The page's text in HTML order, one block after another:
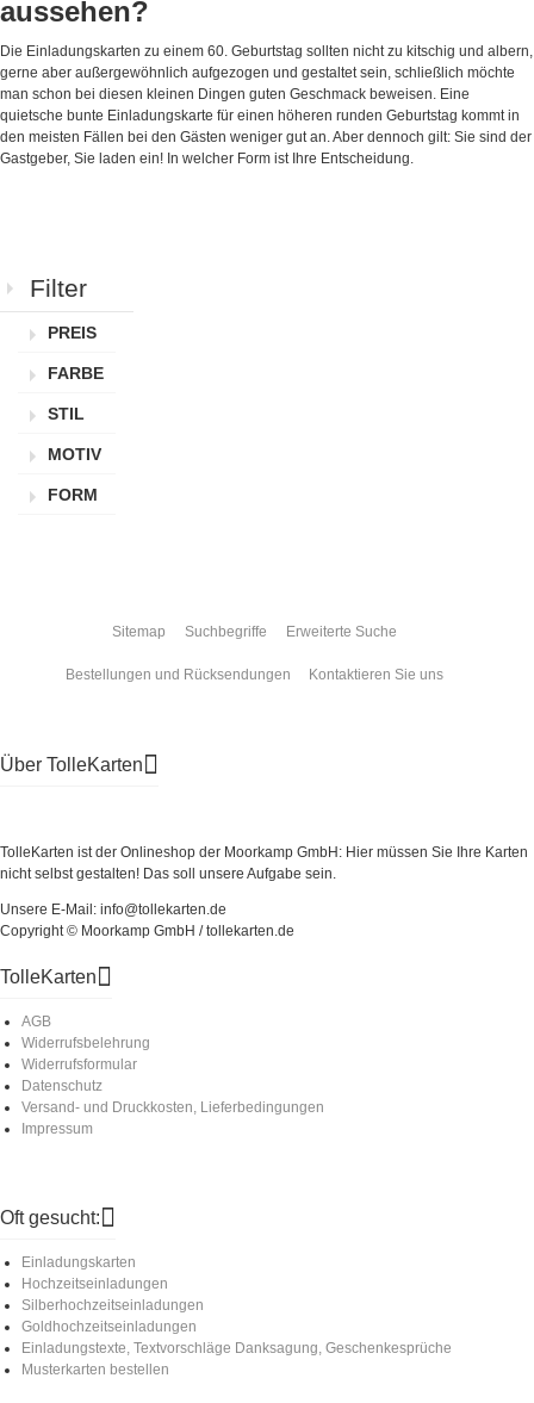
aussehen?
Die Einladungskarten zu einem 60. Geburtstag sollten nicht zu kitschig und albern,
gerne aber außergewöhnlich aufgezogen und gestaltet sein, schließlich möchte
man schon bei diesen kleinen Dingen guten Geschmack beweisen. Eine
quietsche bunte Einladungskarte für einen höheren runden Geburtstag kommt in
den meisten Fällen bei den Gästen weniger gut an. Aber dennoch gilt: Sie sind der
Gastgeber, Sie laden ein! In welcher Form ist Ihre Entscheidung.
Filter
PREIS
FARBE
STIL
MOTIV
FORM
Sitemap Suchbegriffe Erweiterte Suche
Bestellungen und Rücksendungen Kontaktieren Sie uns
Über TolleKarten
TolleKarten ist der Onlineshop der Moorkamp GmbH: Hier müssen Sie Ihre Karten
nicht selbst gestalten! Das soll unsere Aufgabe sein.
Unsere E-Mail: info@tollekarten.de
Copyright © Moorkamp GmbH / tollekarten.de
TolleKarten
AGB
Widerrufsbelehrung
Widerrufsformular
Datenschutz
Versand- und Druckkosten, Lieferbedingungen
Impressum
Oft gesucht:
Einladungskarten
Hochzeitseinladungen
Silberhochzeitseinladungen
Goldhochzeitseinladungen
Einladungstexte, Textvorschläge Danksagung, Geschenkesprüche
Musterkarten bestellen